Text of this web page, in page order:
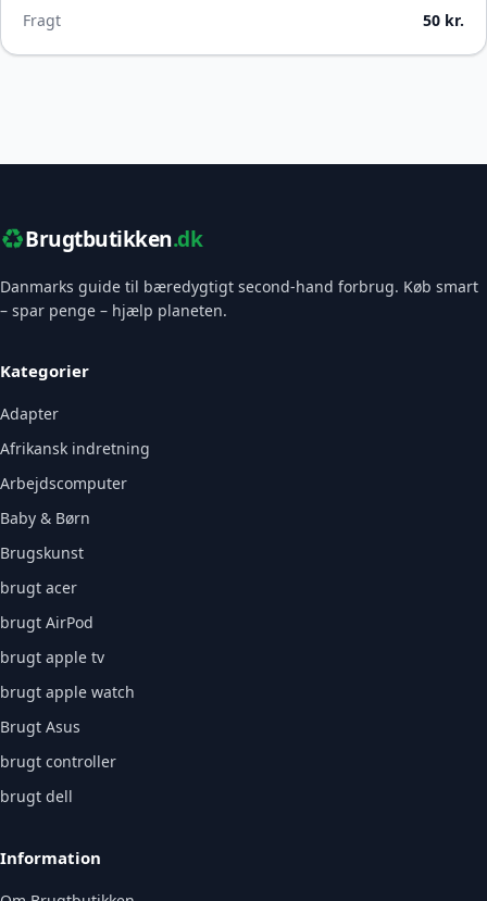
Fragt 50 kr.
♻️Brugtbutikken.dk
Danmarks guide til bæredygtigt second-hand forbrug. Køb smart
– spar penge – hjælp planeten.
Kategorier
Adapter
Afrikansk indretning
Arbejdscomputer
Baby & Børn
Brugskunst
brugt acer
brugt AirPod
brugt apple tv
brugt apple watch
Brugt Asus
brugt controller
brugt dell
Information